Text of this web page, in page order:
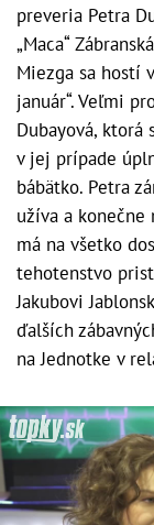
preveria Petra
„Maca“
Miezga sa hostí
január“. Veľmi
Dubayová, ktorá
v jej prípade
bábätko. Petra
užíva a konečne
má na všetko
tehotenstvo
Jakubovi
ďalších
na Jednotke v